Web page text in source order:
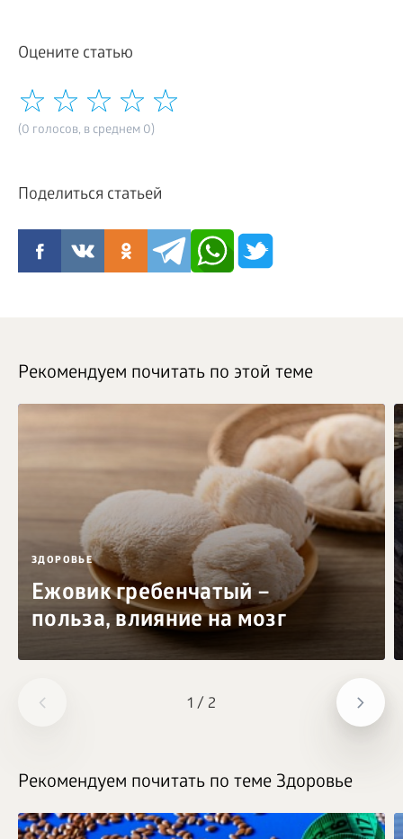
Оцените статью
(0 голосов, в среднем 0)
Поделиться статьей
1 / 2
Рекомендуем почитать по этой теме
ЗДОРОВЬЕ
Ежовик гребенчатый –
польза, влияние на мозг
Рекомендуем почитать по теме Здоровье